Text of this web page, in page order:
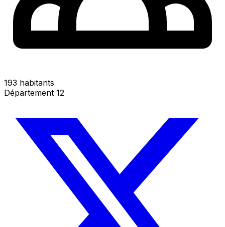
193 habitants
Département 12